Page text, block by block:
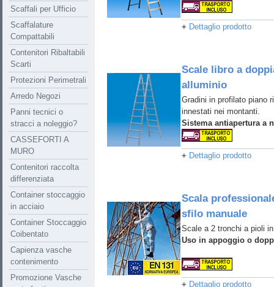
+ Dettaglio prodotto
Scale libro a
alluminio
Gradini in profilato piano
innestati nei montanti.
Sistema antiapertura a
+ Dettaglio prodotto
Scala
sfilo manuale
Scale a 2 tronchi a pioli
Uso in appoggio o
+ Dettaglio prodotto
Scaffali per Ufficio
Scaffalature
Compattabili
Contenitori Ribaltabili
Scarti
Protezioni Perimetrali
Arredo Negozi
Panni tecnici o
stracci a noleggio?
CASSEFORTI A
MURO
Contenitori raccolta
differenziata
Container stoccaggio
in acciaio
Container Stoccaggio
Coibentato
Capienza vasche
contenimento
Promozione Vasche